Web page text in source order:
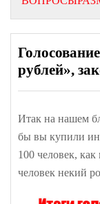
рублей»,
Итак на нашем
бы вы купили
100 человек,
человек некий